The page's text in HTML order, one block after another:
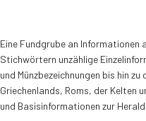
Eine Fundgrube an
Stichwörtern unzählige
und Münzbezeichnungen bis hin
Griechenlands, Roms, der Kelten
und Basisinformationen zur